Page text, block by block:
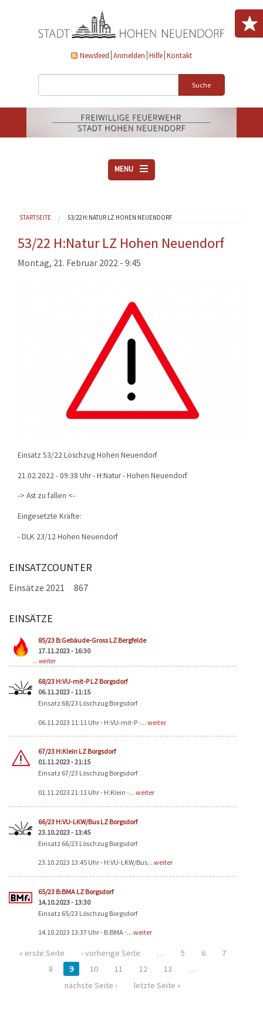
Newsfeed Anmelden Hilfe Kontakt
Suche
MENU
VEREINE
AKTUELLES
DOWNLOADS
EINSÄTZE
Sie sind hier
STARTSEITE 53/22 H:NATUR LZ HOHEN NEUENDORF
53/22 H:Natur LZ Hohen Neuendorf
Montag, 21. Februar 2022 - 9:45
Einsatz 53/22 Löschzug Hohen Neuendorf
21.02.2022 - 09:38 Uhr - H:Natur - Hohen Neuendorf
-> Ast zu fallen <-
Eingesetzte Kräfte:
- DLK 23/12 Hohen Neuendorf
EINSATZCOUNTER
Einsätze 2021 867
EINSÄTZE
85/23 B:Gebäude-Gross LZ Bergfelde
17.11.2023 - 16:30
... weiter
68/23 H:VU-mit-P LZ Borgsdorf
06.11.2023 - 11:15
Einsatz 68/23 Löschzug Borgsdorf
06.11.2023 11:11 Uhr - H:VU-mit-P -... weiter
67/23 H:Klein LZ Borgsdorf
01.11.2023 - 21:15
Einsatz 67/23 Löschzug Borgsdorf
01.11.2023 21:11 Uhr - H:Klein -... weiter
66/23 H:VU-LKW/Bus LZ Borgsdorf
23.10.2023 - 13:45
Einsatz 66/23 Löschzug Borgsdorf
23.10.2023 13:45 Uhr - H:VU-LKW/Bus... weiter
65/23 B:BMA LZ Borgsdorf
14.10.2023 - 13:30
Einsatz 65/23 Löschzug Borgsdorf
14.10.2023 13:37 Uhr - B:BMA -... weiter
Seiten
« erste Seite ‹ vorherige Seite … 5 6
7
8
9 10 11 12 13
…
nächste Seite ›
letzte Seite »